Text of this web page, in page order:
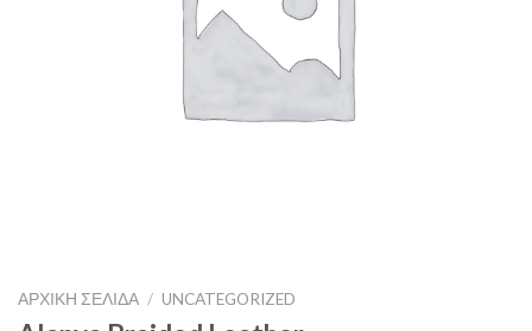
ΑΡΧΙΚΉ ΣΕΛΊΔΑ / UNCATEGORIZED